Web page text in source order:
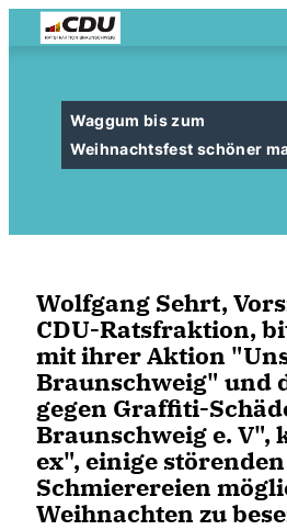
Waggum bis zum
Weihnachtsfest schöner
Wolfgang Sehrt,
CDU-Ratsfraktion,
mit ihrer Aktion
Braunschweig" und
gegen Graffiti-
Braunschweig e.
ex", einige störenden
Schmierereien
Weihnachten zu